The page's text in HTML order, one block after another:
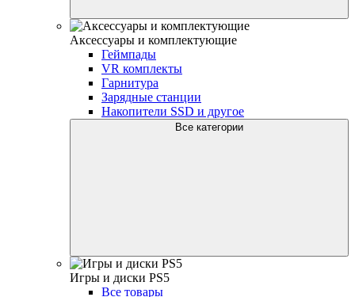
Аксессуары и комплектующие
Геймпады
VR комплекты
Гарнитура
Зарядные станции
Накопители SSD и другое
Все категории
Игры и диски PS5
Все товары